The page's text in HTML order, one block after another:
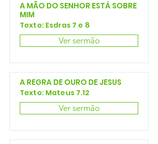
A MÃO DO SENHOR ESTÁ SOBRE
MIM
Texto: Esdras 7 e 8
Ver sermão
A REGRA DE OURO DE JESUS
Texto: Mateus 7.12
Ver sermão